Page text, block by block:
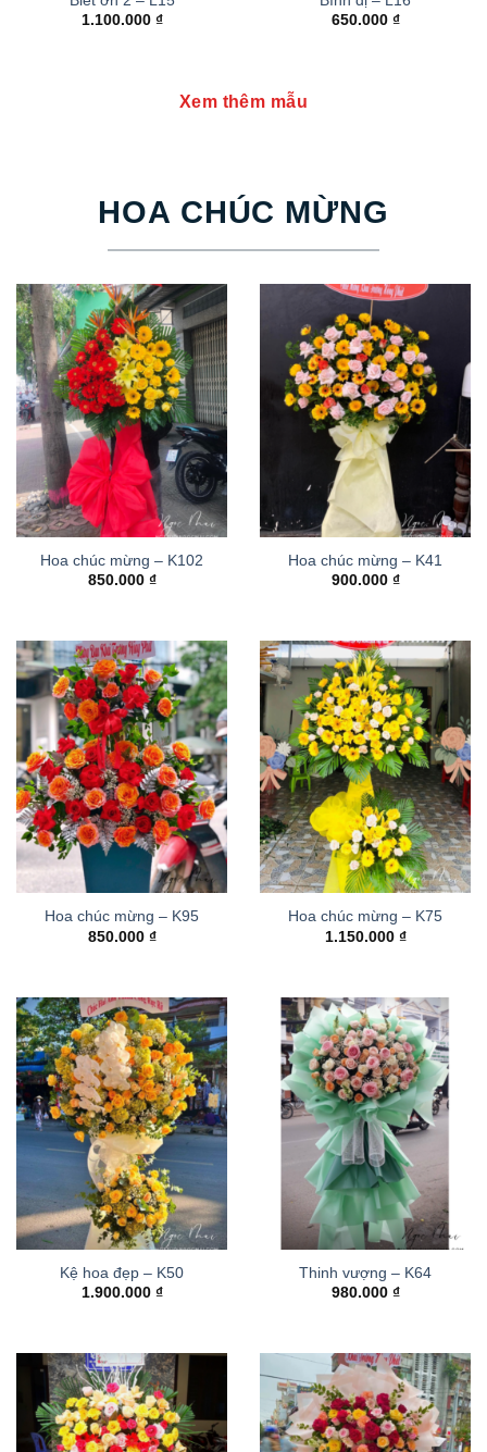
1.100.000 ₫
650.000 ₫
Xem thêm mẫu
HOA CHÚC MỪNG
Hoa chúc mừng – K102
850.000 ₫
Hoa chúc mừng – K41
900.000 ₫
Hoa chúc mừng – K95
850.000 ₫
Hoa chúc mừng – K75
1.150.000 ₫
Kệ hoa đẹp – K50
1.900.000 ₫
Thinh vượng – K64
980.000 ₫